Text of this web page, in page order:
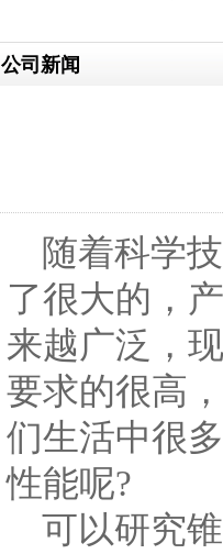
公司新闻
随着科学技
了很大的，
来越广泛，
要求的很高
们生活中很
性能呢?
可以研究锥